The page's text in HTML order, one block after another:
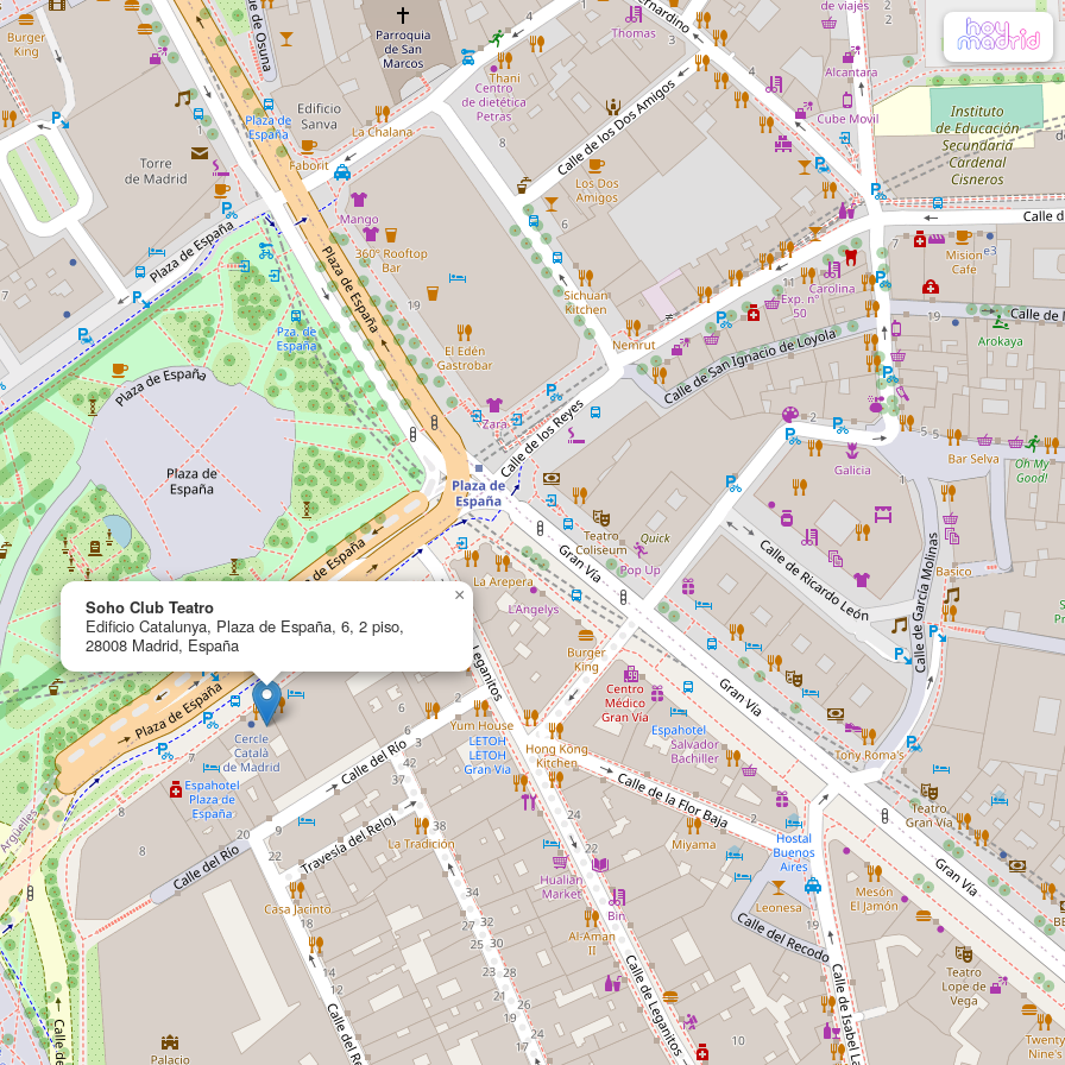
Soho Club Teatro
Edificio Catalunya, Plaza de España, 6, 2 piso,
28008 Madrid, España
×